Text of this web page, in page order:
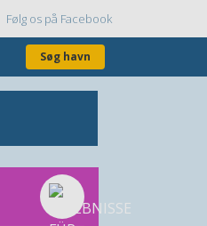
Topmenu
Følg os på Facebook
Søg havn